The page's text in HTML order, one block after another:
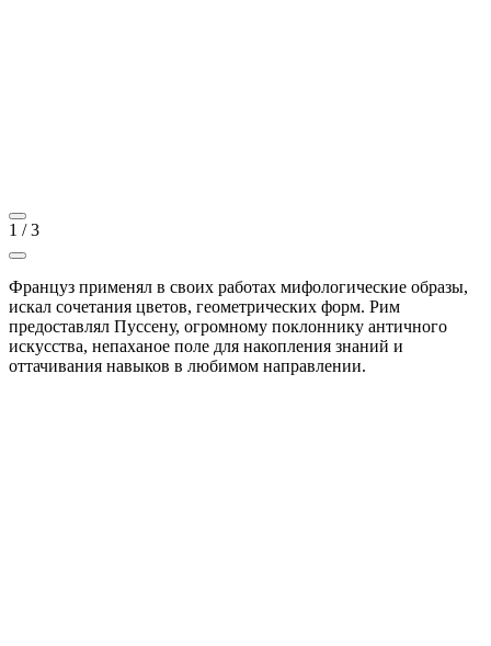
1 /3
Француз применял в своих работах мифологические образы,
искал сочетания цветов, геометрических форм. Рим
предоставлял Пуссену, огромному поклоннику античного
искусства, непаханое поле для накопления знаний и
оттачивания навыков в любимом направлении.